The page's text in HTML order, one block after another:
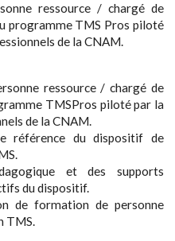
ressource / chargé de
programme TMS Pros piloté
de la CNAM.
ressource / chargé de
TMSPros piloté par la
de la CNAM.
référence du dispositif de
et des supports
du dispositif.
de formation de personne
TMS.